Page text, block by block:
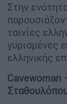
Στην
ταινίες
γυρισμένες
ελληνικής
Cavewoman